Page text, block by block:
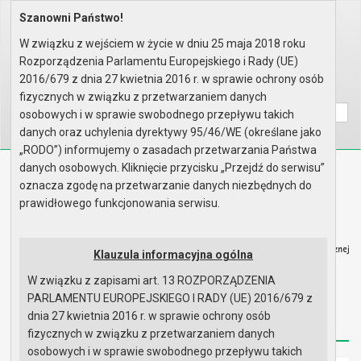
Home Organy Rada Miejska
Rok 2025 - posiedzenia
Posiedzenie z 30 lipca 2025 r.
Porządek obrad
Wyszukaj na stronie:
AAA
Biuletyn Informacji Publicznej
Urząd Miasta i Gminy w Gryfinie
Strona główna Mapa serwisu Aktualności
Redakcja Instrukcja korzystania Dostępność
Szanowni Państwo!
W związku z wejściem w życie w dniu 25 maja 2018 roku
Rozporządzenia Parlamentu Europejskiego i Rady (UE)
2016/679 z dnia 27 kwietnia 2016 r. w sprawie ochrony osób
fizycznych w związku z przetwarzaniem danych
osobowych i w sprawie swobodnego przepływu takich
danych oraz uchylenia dyrektywy 95/46/WE (określane jako
„RODO”) informujemy o zasadach przetwarzania Państwa
danych osobowych. Kliknięcie przycisku „Przejdź do serwisu”
oznacza zgodę na przetwarzanie danych niezbędnych do
prawidłowego funkcjonowania serwisu.
Klauzula informacyjna ogólna
W związku z zapisami art. 13 ROZPORZĄDZENIA
PARLAMENTU EUROPEJSKIEGO I RADY (UE) 2016/679 z
dnia 27 kwietnia 2016 r. w sprawie ochrony osób
fizycznych w związku z przetwarzaniem danych
osobowych i w sprawie swobodnego przepływu takich